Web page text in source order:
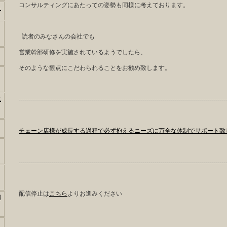
コンサルティングにあたっての姿勢も同様に考えております。
読者のみなさんの会社でも
営業幹部研修を実施されているようでしたら、
そのような観点にこだわられることをお勧め致します。
チェーン店様が成長する過程で必ず抱えるニーズに万全な体制でサポート致
配信停止はこちら よりお進みください